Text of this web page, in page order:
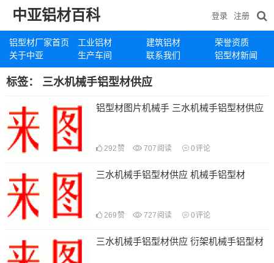
中亚铝材百科
铝型材厂家首页 工业铝材 建筑铝材
荣誉资质
关于中亚
生产车间 联系我们 铝型材新闻
登录 注册
标签： 三水机械手铝型材供应
铝型材图片机械手 三水机械手铝型材供应
292 赞 707 阅读 0评论
三水机械手铝型材供应 机械手铝型材
269 赞 727 阅读 0评论
三水机械手铝型材供应 衍架机械手铝型材